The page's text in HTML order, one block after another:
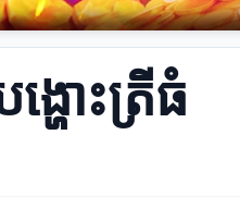
ហោះត្រីធំ